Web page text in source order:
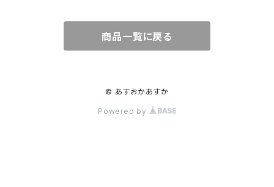
アクリルボールチェーン
商品一覧に戻る
© あすおかあすか
Powered by